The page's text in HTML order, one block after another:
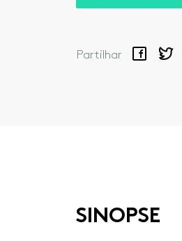
Partilhar Facebook
SINOPSE